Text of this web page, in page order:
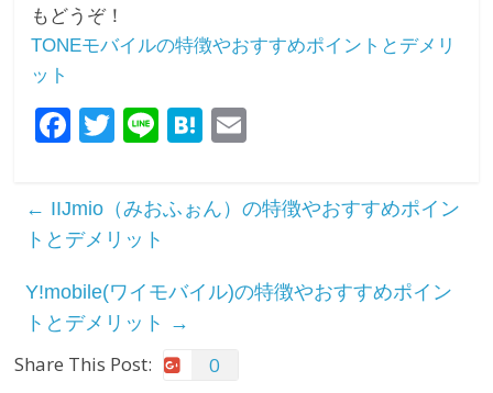
もどうぞ！
TONEモバイルの特徴やおすすめポイントとデメリ
ット
F
c
e
o
o
k
T
tt
er
Li
e
H
e
n
ail
← IIJmio（みおふぉん）の特徴やおすすめポイン
トとデメリット
Y!mobile(ワイモバイル)の特徴やおすすめポイン
トとデメリット →
Share This Post: 0